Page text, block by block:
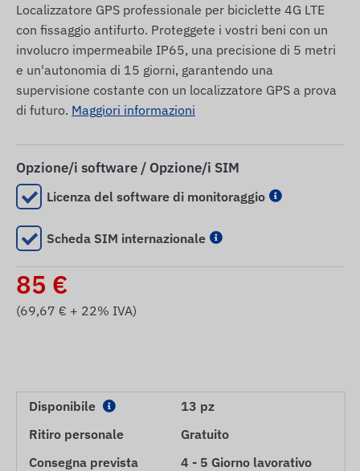
Localizzatore GPS professionale per biciclette 4G LTE
con fissaggio antifurto. Proteggete i vostri beni con un
involucro impermeabile IP65, una precisione di 5 metri
e un'autonomia di 15 giorni, garantendo una
supervisione costante con un localizzatore GPS a prova
di futuro. Maggiori informazioni
Opzione/i software / Opzione/i SIM
Licenza del software di monitoraggio
Scheda SIM internazionale
85 €
(69,67 € + 22% IVA)
Disponibile
13 pz
Ritiro personale
Gratuito
Consegna prevista
4 - 5 Giorno lavorativo